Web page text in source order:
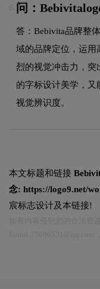
6. 问：
答：Bebivita品牌整
域的品牌定位，运用
烈的视觉冲击力，突
的字标设计美学，又
视觉辨识度。
本文标题和链接
念: https://logo9.net/
宸标志设计及本链接!